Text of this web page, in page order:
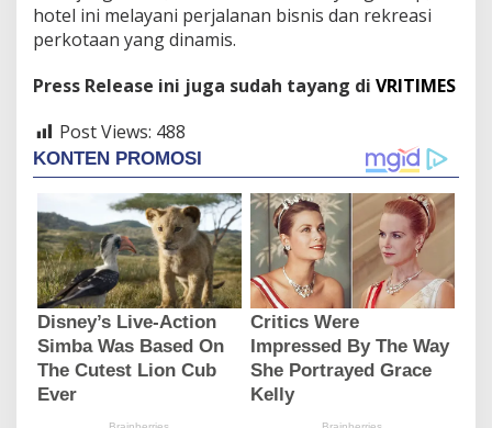
hotel ini melayani perjalanan bisnis dan rekreasi
perkotaan yang dinamis.
Press Release ini juga sudah tayang di VRITIMES
Post Views: 488